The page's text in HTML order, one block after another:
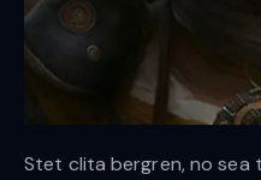
Stet clita bergren, no sea